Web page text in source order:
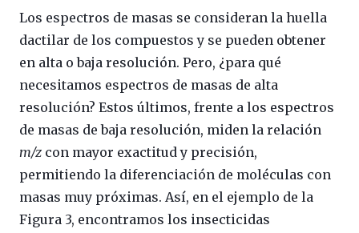
Los espectros de masas se consideran la huella
dactilar de los compuestos y se pueden obtener
en alta o baja resolución. Pero, ¿para qué
necesitamos espectros de masas de alta
resolución? Estos últimos, frente a los espectros
de masas de baja resolución, miden la relación
m/z con mayor exactitud y precisión,
permitiendo la diferenciación de moléculas con
masas muy próximas. Así, en el ejemplo de la
Figura 3, encontramos los insecticidas